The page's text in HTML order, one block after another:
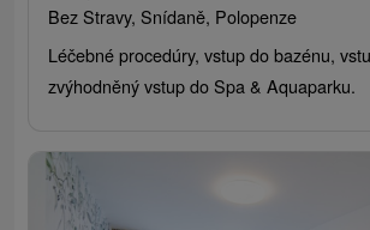
Bez Stravy, Snídaně, Polopenze
Léčebné procedúry, vstup do bazénu,
zvýhodněný vstup do Spa & Aquaparku.